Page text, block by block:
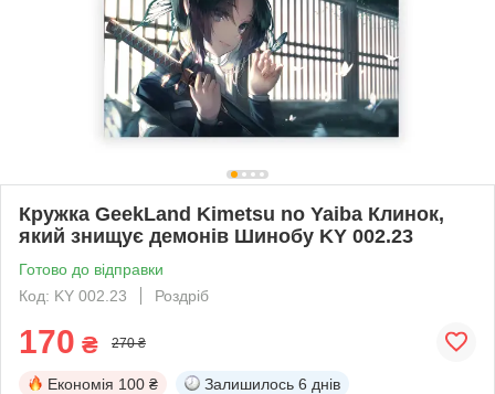
Кружка GeekLand Kimetsu no Yaiba Клинок,
який знищує демонів Шинобу KY 002.23
Готово до відправки
Код: KY 002.23
Роздріб
170 ₴ 270 ₴
Економія 100 ₴ Залишилось 6 днів